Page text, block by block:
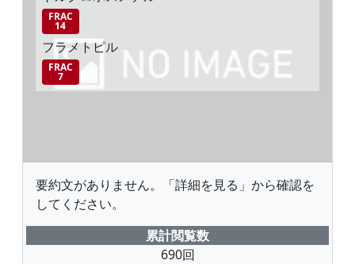
FRAC
14
フラメトピル
FRAC
7
要約文がありません。「詳細を見る」から確認を
してください。
累計閲覧数
690回